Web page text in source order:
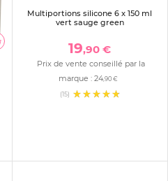
Multiportions silicone 6 x 150 ml
vert sauge green
19,90 €
Prix de vente conseillé par la
marque :24,90 €
(15)